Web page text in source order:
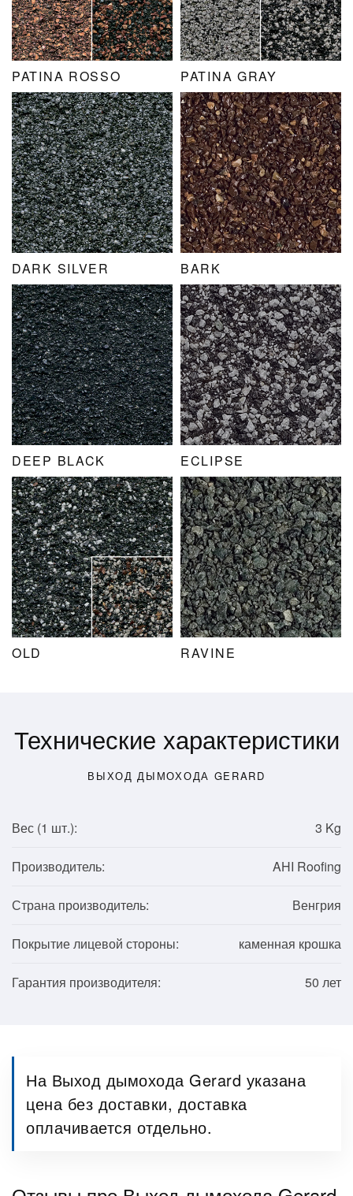
PATINA ROSSO PATINA GRAY
DARK SILVER BARK
DEEP BLACK ECLIPSE
OLD RAVINE
Технические характеристики
ВЫХОД ДЫМОХОДА GERARD
Вес (1 шт.): 3 Kg
Производитель: AHI Roofing
Страна производитель: Венгрия
Покрытие лицевой стороны: каменная крошка
Гарантия производителя: 50 лет
На Выход дымохода Gerard указана
цена без доставки, доставка
оплачивается отдельно.